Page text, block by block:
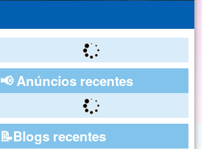
📢 Anúncios recentes
📝Blogs recentes